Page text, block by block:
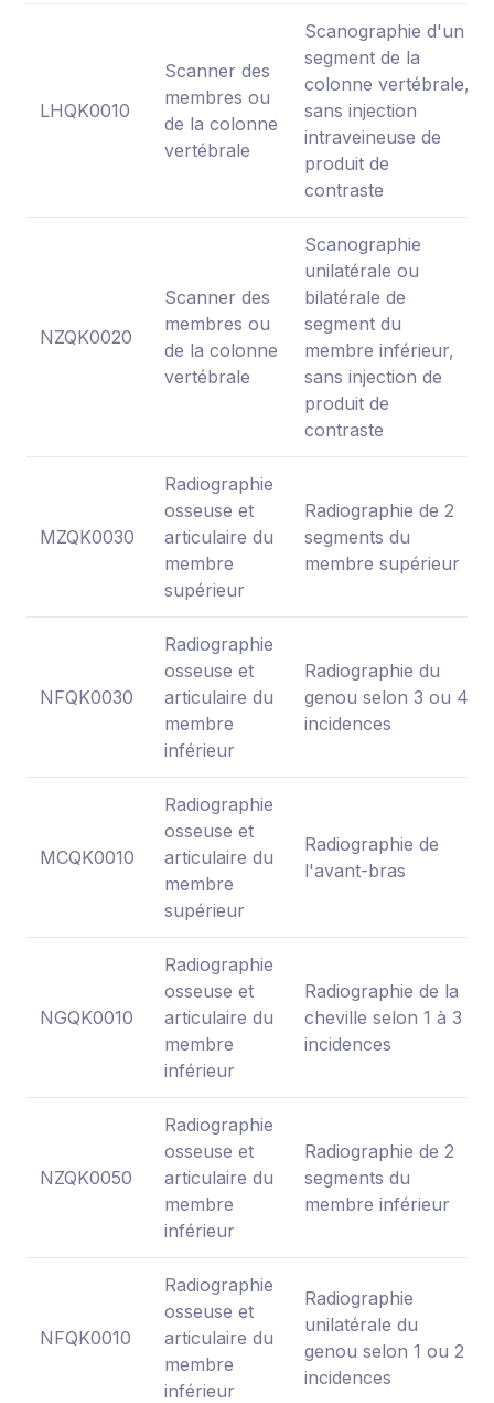
LHQK0010
Scanner des
membres ou
de la colonne
vertébrale
Scanographie d'un
segment de la
colonne vertébrale,
sans injection
intraveineuse de
produit de
contraste
NZQK0020
Scanner des
membres ou
de la colonne
vertébrale
Scanographie
unilatérale ou
bilatérale de
segment du
membre inférieur,
sans injection de
produit de
contraste
MZQK0030
Radiographie
osseuse et
articulaire du
membre
supérieur
Radiographie de 2
segments du
membre supérieur
NFQK0030
Radiographie
osseuse et
articulaire du
membre
inférieur
Radiographie du
genou selon 3 ou 4
incidences
MCQK0010
Radiographie
osseuse et
articulaire du
membre
supérieur
Radiographie de
l'avant-bras
NGQK0010
Radiographie
osseuse et
articulaire du
membre
inférieur
Radiographie de la
cheville selon 1 à 3
incidences
NZQK0050
Radiographie
osseuse et
articulaire du
membre
inférieur
Radiographie de 2
segments du
membre inférieur
NFQK0010
Radiographie
osseuse et
articulaire du
membre
inférieur
Radiographie
unilatérale du
genou selon 1 ou 2
incidences